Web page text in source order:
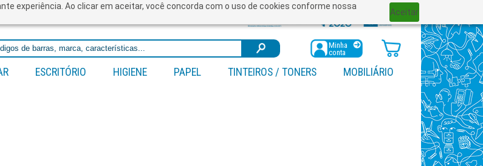
experiência. Ao clicar em aceitar, você concorda com o uso de cookies conforme nossa
Aceitar
Minha
conta
ESCRITÓRIO HIGIENE PAPEL TINTEIROS / TONERS MOBILIÁRIO